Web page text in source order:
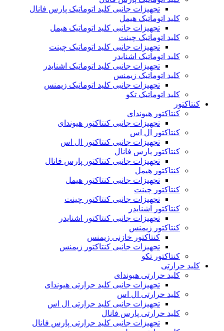
تجهیزات جانبی کلید اتوماتیک پارس فانال
کلید اتوماتیک هیمل
تجهیزات جانبی کلید اتوماتیک هیمل
کلید اتوماتیک چینت
تجهیزات جانبی کلید اتوماتیک چینت
کلید اتوماتیک اشنایدر
تجهیزات جانبی کلید اتوماتیک اشنایدر
کلید اتوماتیک زیمنس
تجهیزات جانبی کلید اتوماتیک زیمنس
کلید اتوماتیک تکو
کنتاکتور
کنتاکتور هیوندای
تجهیزات جانبی کنتاکتور هیوندای
کنتاکتور ال اس
تجهیزات جانبی کنتاکتور ال اس
کنتاکتور پارس فانال
تجهیزات جانبی کنتاکتور پارس فانال
کنتاکتور هیمل
تجهیزات جانبی کنتاکتور هیمل
کنتاکتور چینت
تجهیزات جانبی کنتاکتور چینت
کنتاکتور اشنایدر
تجهیزات جانبی کنتاکتور اشنایدر
کنتاکتور زیمنس
کنتاکتور خازنی زیمنس
تجهیزات جانبی کنتاکتور زیمنس
کنتاکتور تکو
کلید حرارتی
کلید حرارتی هیوندای
تجهیزات جانبی کلید حرارتی هیوندای
کلید حرارتی ال اس
تجهیزات جانبی کلید حرارتی ال اس
کلید حرارتی پارس فانال
تجهیزات جانبی کلید حرارتی پارس فانال